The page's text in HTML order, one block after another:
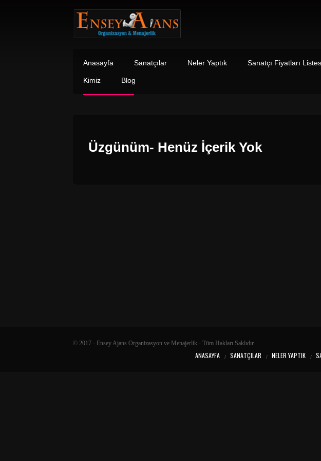
Anasayfa Sanatçılar Neler Yaptık Sanatçı Fiyatları
Kimiz Blog
Üzgünüm- Henüz İçerik Yok
© 2017 - Ensey Ajans Organizasyon ve Menajerlik - Tüm Hakları Saklıdır
ANASAYFA SANATÇILAR NELER YAPTIK